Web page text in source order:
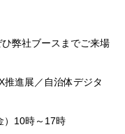
弊社ブースまでご来場
推進展／自治体デジタ
）10時～17時